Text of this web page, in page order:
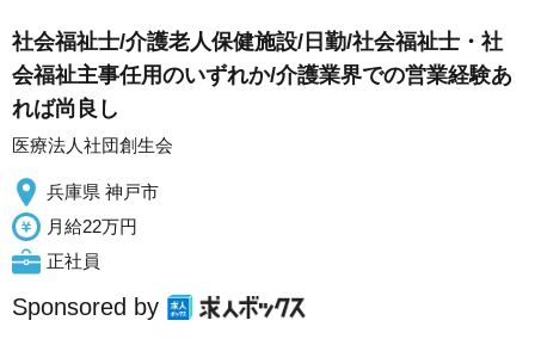
社会福祉士/介護老人保健施設/日勤/社会福祉士・社
会福祉主事任用のいずれか/介護業界での営業経験あ
れば尚良し
医療法人社団創生会
兵庫県 神戸市
月給22万円
正社員
Sponsored by